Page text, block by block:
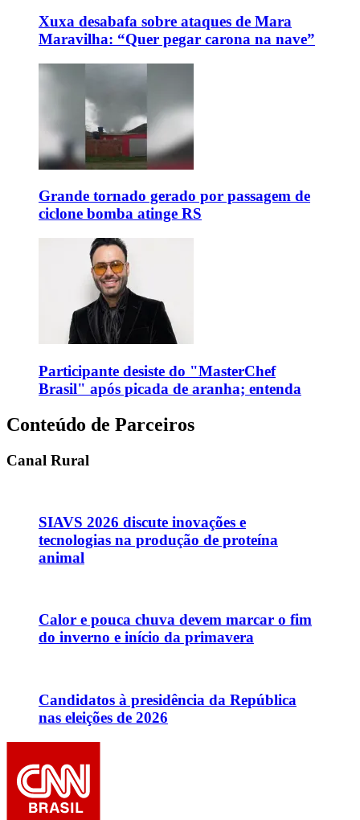
Xuxa desabafa sobre ataques de Mara
Maravilha: “Quer pegar carona na nave”
Grande tornado gerado por passagem de
ciclone bomba atinge RS
Participante desiste do "MasterChef
Brasil" após picada de aranha; entenda
Conteúdo de Parceiros
Canal Rural
SIAVS 2026 discute inovações e
tecnologias na produção de proteína
animal
Calor e pouca chuva devem marcar o fim
do inverno e início da primavera
Candidatos à presidência da República
nas eleições de 2026